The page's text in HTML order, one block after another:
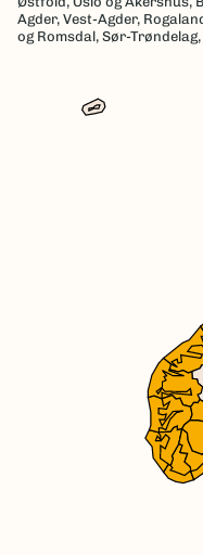
Agder, Vest-Agder,
og Romsdal, Sør-Trøndelag,